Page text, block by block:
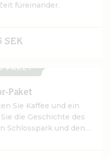
füreinander.
SEK
PAKET
Paket
Sie Kaffee und ein
die Geschichte des
Schlosspark und den
Menü in unseren